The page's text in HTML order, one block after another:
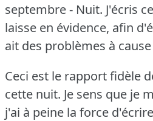
septembre - Nuit. J'écris
laisse en évidence, afin
ait des problèmes à
Ceci est le rapport fidèle
cette nuit. Je sens que je
j'ai à peine la force